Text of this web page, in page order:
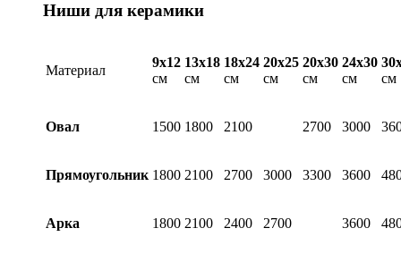
Ниши для керамики
Материал
9х12
см
13х18
см
18х24
см
20х25
см
20х30
см
24х30
см
см
Овал 1500 1800 2100 2700 3000
Прямоугольник 1800 2100 2700 3000 3300 3600
Арка 1800 2100 2400 2700 3600